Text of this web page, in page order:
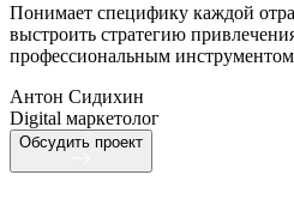
Понимает специфику каждой
выстроить стратегию
профессиональным
Антон Сидихин
Digital маркетолог
Обсудить проект